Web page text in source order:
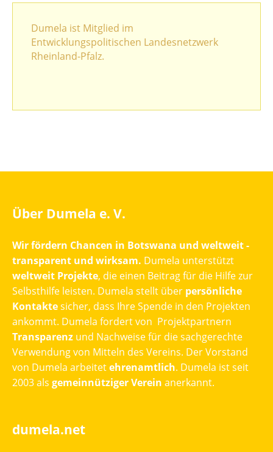
Dumela ist Mitglied im
Entwicklungspolitischen Landesnetzwerk
Rheinland-Pfalz.
Über Dumela e. V.
Wir fördern Chancen in Botswana und weltweit -
transparent und wirksam. Dumela unterstützt
weltweit Projekte, die einen Beitrag für die Hilfe zur
Selbsthilfe leisten. Dumela stellt über persönliche
Kontaktesicher, dass Ihre Spende in den Projekten
ankommt. Dumela fordert von Projektpartnern
Transparenz und Nachweise für die sachgerechte
Verwendung von Mitteln des Vereins. Der Vorstand
von Dumela arbeitetehrenamtlich. Dumela ist seit
2003 als gemeinnütziger Verein anerkannt.
dumela.net